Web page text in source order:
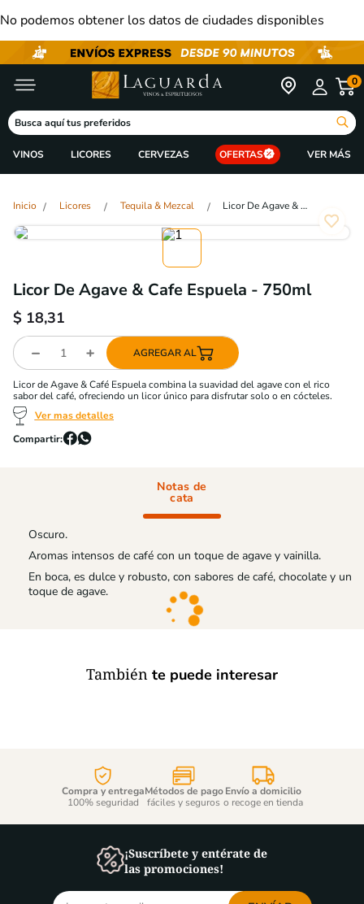
No podemos obtener los datos de ciudades disponibles
0
Busca aquí tus preferidos
VINOS LICORES CERVEZAS OFERTAS
Licores Tequila & Mezcal Licor De Agave & Cafe Espuela - 750ml
Licor De Agave & Cafe Espuela - 750ml
$ 18,31
AGREGAR AL
Licor de Agave & Café Espuela combina la suavidad del agave con el rico
sabor del café, ofreciendo un licor único para disfrutar solo o en cócteles.
Ver mas detalles
Notas de
cata
Oscuro.
Aromas intensos de café con un toque de agave y vainilla.
En boca, es dulce y robusto, con sabores de café, chocolate y un
toque de agave.
También te puede interesar
Compra y entrega
100% seguridad
Métodos de pago
fáciles y seguros
Envío a domicilio
o recoge en tienda
¡Suscríbete y entérate de
las promociones!